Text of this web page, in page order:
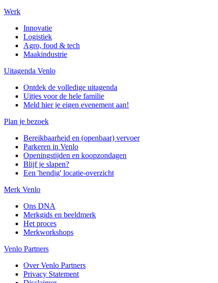
Werk
Innovatie
Logistiek
Agro, food & tech
Maakindustrie
Uitagenda Venlo
Ontdek de volledige uitagenda
Uitjes voor de hele familie
Meld hier je eigen evenement aan!
Plan je bezoek
Bereikbaarheid en (openbaar) vervoer
Parkeren in Venlo
Openingstijden en koopzondagen
Blijf je slapen?
Een 'hendig' locatie-overzicht
Merk Venlo
Ons DNA
Merkgids en beeldmerk
Het proces
Merkworkshops
Venlo Partners
Over Venlo Partners
Privacy Statement